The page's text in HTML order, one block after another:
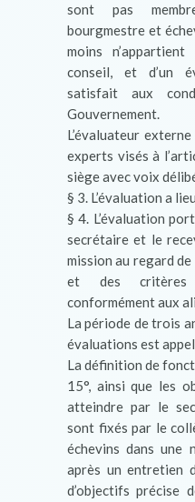
sont pas
bourgmestre et
moins
conseil, et d’un
satisfait aux
Gouvernement.
L’évaluateur
experts visés à
siège avec voix
§ 3. L’évaluation a
§ 4. L’évaluation
secrétaire et le
mission au regard
et des critères
conformément aux
La période de trois
évaluations est
La définition de
15°, ainsi que les
atteindre par le
sont fixés par le
échevins dans une
après un entretien
d’objectifs précise